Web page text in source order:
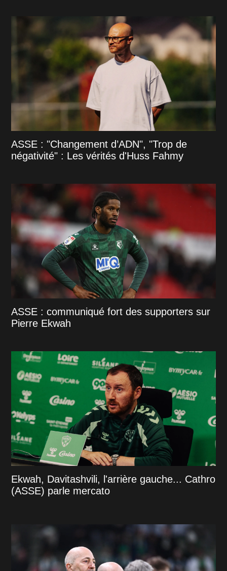
ASSE : "Changement d’ADN", "Trop de
négativité" : Les vérités d'Huss Fahmy
ASSE : communiqué fort des supporters sur
Pierre Ekwah
Ekwah, Davitashvili, l'arrière gauche... Cathro
(ASSE) parle mercato